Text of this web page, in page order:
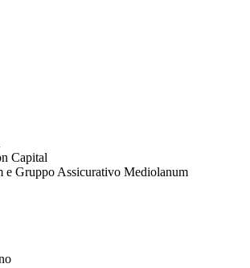
Capital
e Gruppo Assicurativo Mediolanum